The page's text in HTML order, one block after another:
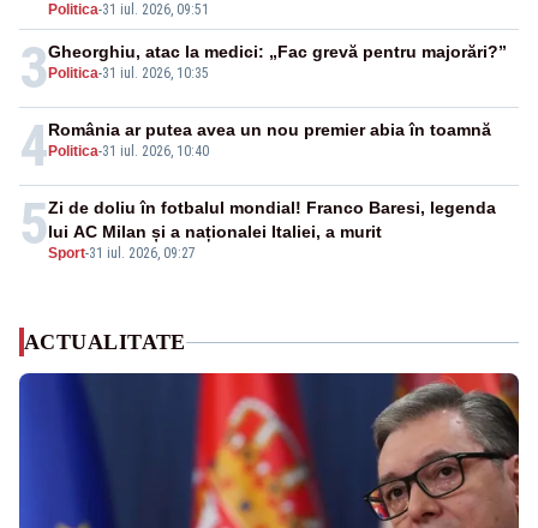
Politica-31 iul. 2026, 09:51
3 Politica-31 iul. 2026, 10:35
Gheorghiu, atac la medici: „Fac grevă pentru majorări?”
4 Politica-31 iul. 2026, 10:40
România ar putea avea un nou premier abia în toamnă
5Sport-31 iul. 2026, 09:27
Zi de doliu în fotbalul mondial! Franco Baresi, legenda
lui AC Milan și a naționalei Italiei, a murit
ACTUALITATE